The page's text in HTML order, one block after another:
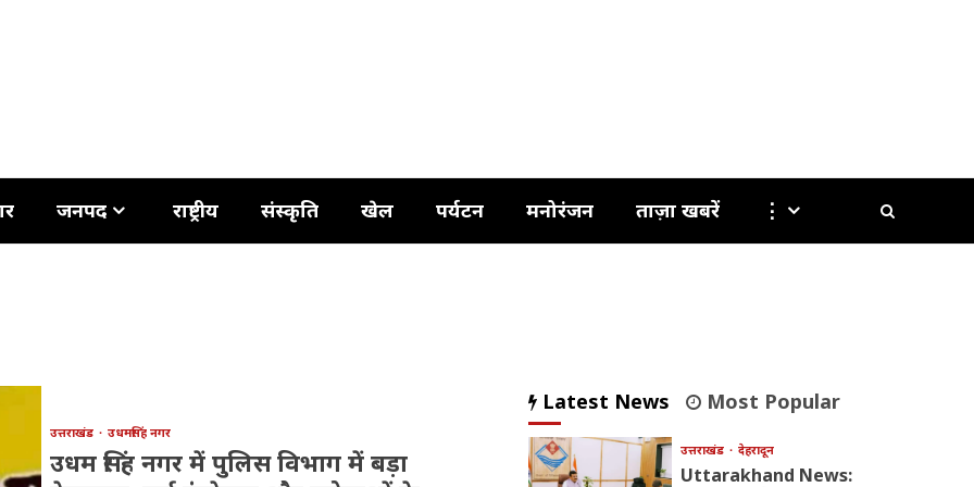
जनपद राष्ट्रीय संस्कृति खेल पर्यटन मनोरंजन ताज़ा खबरें ⋮
उत्तराखंड उधमसिंह नगर
उधम सिंह नगर में पुलिस विभाग में बड़ा
Latest News Most Popular
उत्तराखंड देहरादून
Uttarakhand News: